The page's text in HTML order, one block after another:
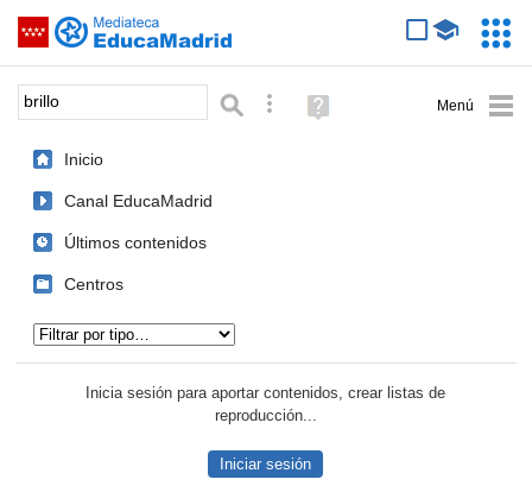
Saltar navegación
Palabra o frase: Búsqueda avanzada
Ayuda
(en
Inicio
Canal EducaMadrid
Últimos contenidos
Centros
Inicia sesión para aportar contenidos, crear listas de
reproducción...
Iniciar sesión